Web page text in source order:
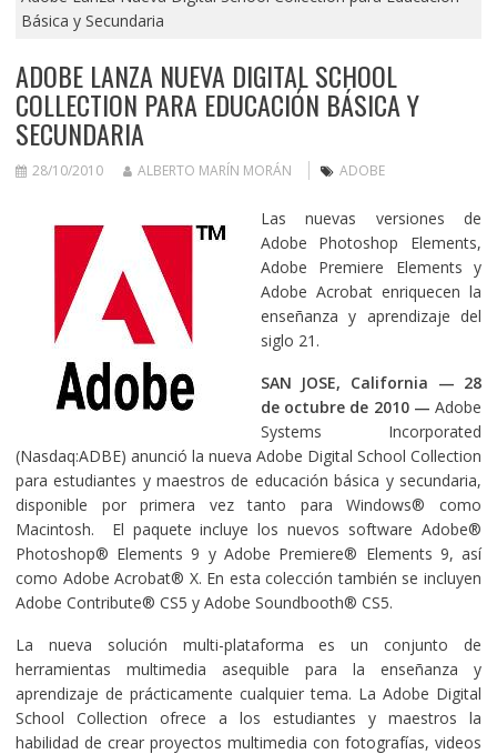
Básica y Secundaria
ADOBE LANZA NUEVA DIGITAL SCHOOL
COLLECTION PARA EDUCACIÓN BÁSICA Y
SECUNDARIA
28/10/2010 ALBERTO MARÍN MORÁN ADOBE
Las nuevas versiones de
Adobe Photoshop Elements,
Adobe Premiere Elements y
Adobe Acrobat enriquecen la
enseñanza y aprendizaje del
siglo 21.
SAN JOSE, California — 28
de octubre de 2010 — Adobe
Systems Incorporated
(Nasdaq:ADBE) anunció la nueva Adobe Digital School Collection
para estudiantes y maestros de educación básica y secundaria,
disponible por primera vez tanto para Windows® como
Macintosh. El paquete incluye los nuevos software Adobe®
Photoshop® Elements 9 y Adobe Premiere® Elements 9, así
como Adobe Acrobat® X. En esta colección también se incluyen
Adobe Contribute® CS5 y Adobe Soundbooth® CS5.
La nueva solución multi-plataforma es un conjunto de
herramientas multimedia asequible para la enseñanza y
aprendizaje de prácticamente cualquier tema. La Adobe Digital
School Collection ofrece a los estudiantes y maestros la
habilidad de crear proyectos multimedia con fotografías, videos